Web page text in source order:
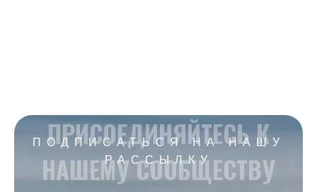
ПОДПИСАТЬСЯ НА НАШУ
РАССЫЛКУ
ПРИСОЕДИНЯЙТЕСЬ К
НАШЕМУ СООБЩЕСТВУ